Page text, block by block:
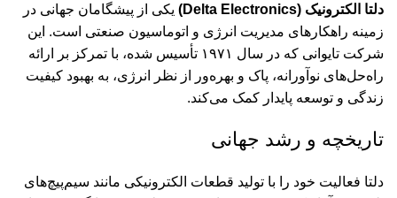
دلتا الکترونیک (Delta Electronics)
یکی از پیشگامان جهانی در
زمینه راهکارهای مدیریت انرژی و اتوماسیون صنعتی است. این
شرکت تایوانی که در سال ۱۹۷۱ تأسیس شده، با تمرکز بر ارائه
راه‌حل‌های نوآورانه، پاک و بهره‌ور از نظر انرژی، به بهبود کیفیت
زندگی و توسعه پایدار کمک می‌کند.
تاریخچه و رشد جهانی
دلتا فعالیت خود را با تولید قطعات الکترونیکی مانند سیم‌پیچ‌های